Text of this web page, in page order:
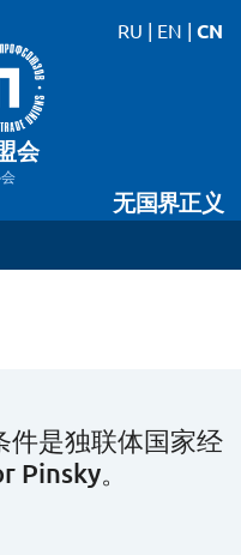
会
无国界正义
RU | EN | CN
件是独联体国家经
Pinsky。